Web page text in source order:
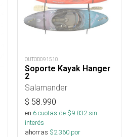
OUTOD091510
Soporte Kayak Hanger
2
Salamander
$ 58.990
en 6cuotas de $9.832sin
interés
ahorras $2.360 por